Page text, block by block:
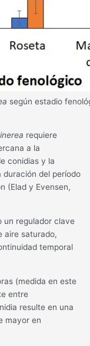
según estadio
requiere
a la
conidias y la
duración del período
(Elad y Evensen,
un regulador clave
aire saturado,
temporal
(medida en este
entre
resulte en una
mayor en